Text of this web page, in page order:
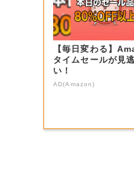
【毎日変わる】
タイムセールが見
い！
AD(Amazon)